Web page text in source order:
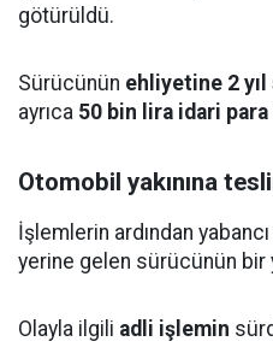
götürüldü.
Sürücünün ehliyetine 2
ayrıca 50 bin lira idari para
Otomobil yakınına
İşlemlerin ardından
yerine gelen sürücünün bir
Olayla ilgili adli işlemin